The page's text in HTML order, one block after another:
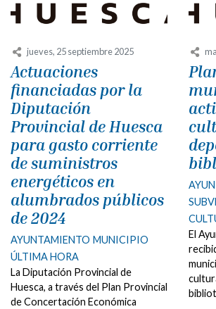
jueves, 25 septiembre 2025
Actuaciones
financiadas por la
Diputación
Provincial de Huesca
para gasto corriente
de suministros
energéticos en
alumbrados públicos
de 2024
AYUNTAMIENTO MUNICIPIO
ÚLTIMA HORA
La Diputación Provincial de
Huesca, a través del Plan Provincial
de Concertación Económica
El